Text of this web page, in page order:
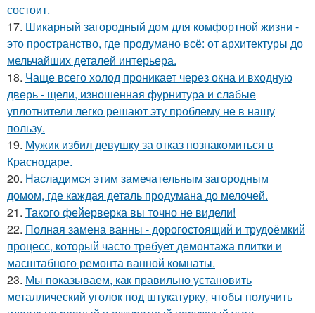
состоит.
17. Шикарный загородный дом для комфортной жизни -
это пространство, где продумано всё: от архитектуры до
мельчайших деталей интерьера.
18. Чаще всего холод проникает через окна и входную
дверь - щели, изношенная фурнитура и слабые
уплотнители легко решают эту проблему не в нашу
пользу.
19. Мужик избил девушку за отказ познакомиться в
Краснодаре.
20. Насладимся этим замечательным загородным
домом, где каждая деталь продумана до мелочей.
21. Такого фейерверка вы точно не видели!
22. Полная замена ванны - дорогостоящий и трудоёмкий
процесс, который часто требует демонтажа плитки и
масштабного ремонта ванной комнаты.
23. Мы показываем, как правильно установить
металлический уголок под штукатурку, чтобы получить